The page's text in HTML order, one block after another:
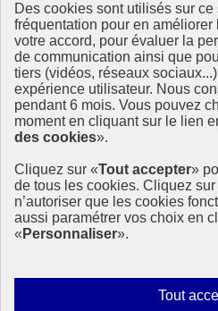
Des cookies sont utilisés sur
fréquentation pour en
votre accord, pour évaluer la
de communication ainsi que
tiers (vidéos, réseaux
expérience utilisateur. Nous
pendant 6 mois. Vous pouvez
moment en cliquant sur le lien
des cookies».
Cliquez sur «Tout accepter»
de tous les cookies. Cliquez sur
n’autoriser que les cookies
aussi paramétrer vos choix en
« Personnaliser».
Tout
Ressources
La Méth’ODD
Gouvernement
Ce site propose l’information de
2030 et la feuille de route de la
tous les acteurs.
info.gouv.fr- ouvre une
service-public.fr - ouvre une
legifrance.gouv.fr- ouvre une
data.gouv.fr- ouvre une
Plan du site
Mentions légales